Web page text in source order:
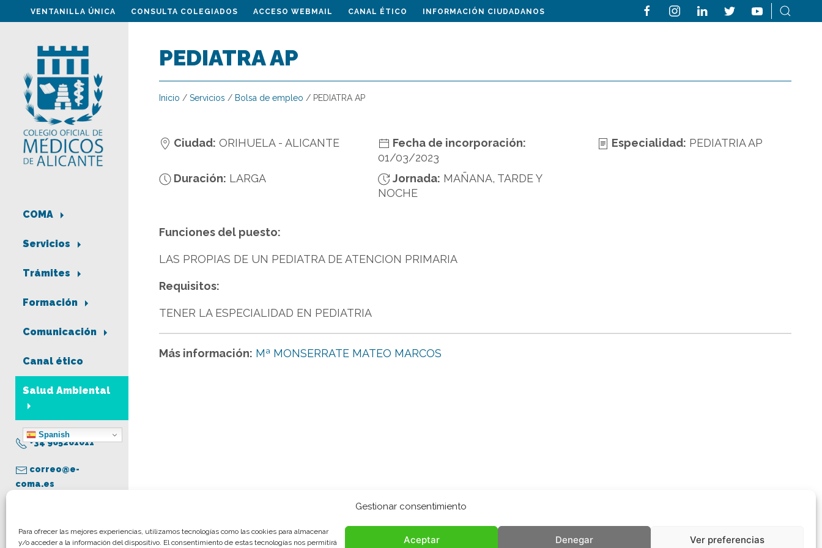
Gestionar consentimiento
Para ofrecer las mejores experiencias, utilizamos tecnologías como las cookies para almacenar
y/o acceder a la información del dispositivo. El consentimiento de estas tecnologías nos permitirá
Aceptar Denegar Ver preferencias
VENTANILLA ÚNICA CONSULTA COLEGIADOS ACCESO WEBMAIL CANAL ÉTICO INFORMACIÓN CIUDADANOS
COMA
Servicios
Trámites
Formación
Comunicación
Canal ético
Salud Ambiental
Spanish
+34 965261011
correo@e-
coma.es
Aviso legal
PEDIATRA AP
Inicio / Servicios / Bolsa de empleo / PEDIATRA AP
Ciudad: ORIHUELA - ALICANTE
Fecha de incorporación:
01/03/2023
Especialidad: PEDIATRIA AP
Duración: LARGA Jornada: MAÑANA, TARDE Y
NOCHE
Funciones del puesto:
LAS PROPIAS DE UN PEDIATRA DE ATENCION PRIMARIA
Requisitos:
TENER LA ESPECIALIDAD EN PEDIATRIA
Más información: Mª MONSERRATE MATEO MARCOS